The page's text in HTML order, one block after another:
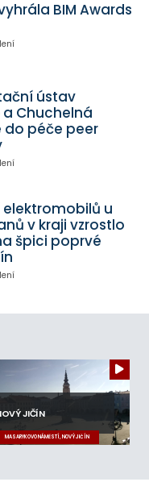
BIM Awards
ústav
a Chuchelná
do péče peer
u
v kraji vzrostlo
špici poprvé
JIČÍN
MASARYKOVO NÁMĚSTÍ, NOVÝ JIČÍN